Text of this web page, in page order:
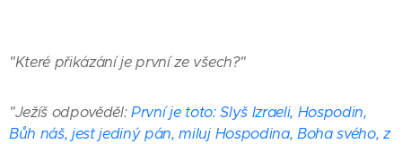
"Které přikázání je první ze všech?"
"Ježíš odpověděl:První je toto: Slyš Izraeli, Hospodin,
Bůh náš, jest jediný pán, miluj Hospodina, Boha svého, z